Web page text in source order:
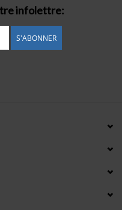
infolettre:
S'ABONNER